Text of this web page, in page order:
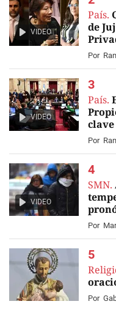
VIDEO
País.
de
Por
VIDEO
País.
clave
Por
VIDEO
SMN.
Por
Por